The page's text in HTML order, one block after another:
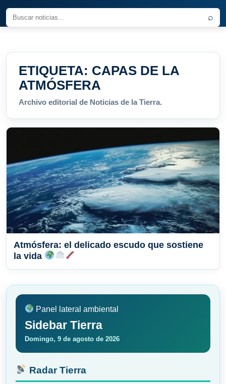
⌕
ETIQUETA: CAPAS DE LA
ATMÓSFERA
Archivo editorial de Noticias de la Tierra.
Atmósfera: el delicado escudo que sostiene
la vida
Panel lateral ambiental
Sidebar Tierra
Domingo, 9 de agosto de 2026
Radar Tierra